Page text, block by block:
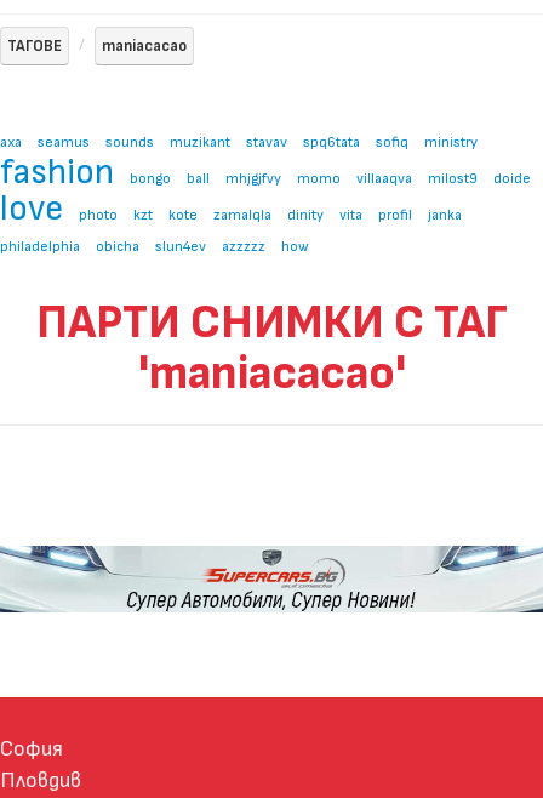
ТАГОВЕ maniacacao
axa seamus sounds muzikant stavav spq6tata sofiq ministry
fashion bongo ball mhjgjfvy momo villaaqva milost9 doide
love photo kzt kote zamalqla dinity vita profil
janka
philadelphia
obicha slun4ev azzzzz how
ПАРТИ СНИМКИ С ТАГ
'maniacacao'
София
Пловдив